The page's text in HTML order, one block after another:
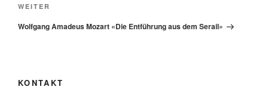
Nächster
Beitrag
WEITER
Wolfgang Amadeus Mozart «Die Entführung aus dem Serail»
KONTAKT